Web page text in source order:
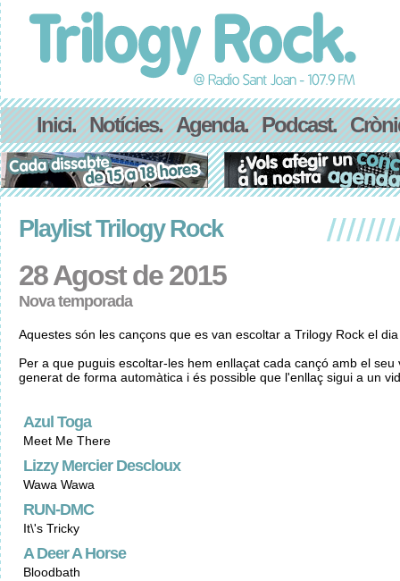
Inici. Notícies. Agenda. Podcast.
Playlist Trilogy Rock
28 Agost de 2015
Nova temporada
Aquestes són les cançons que es van escoltar a Trilogy Rock el
Per a que puguis escoltar-les hem enllaçat cada cançó amb el
generat de forma automàtica i és possible que l'enllaç sigui a un
Azul Toga
Meet Me There
Lizzy Mercier Descloux
Wawa Wawa
RUN-DMC
It\'s Tricky
A Deer A Horse
Bloodbath